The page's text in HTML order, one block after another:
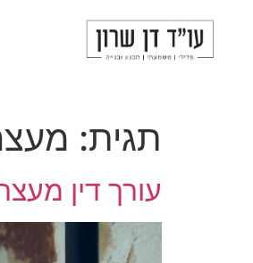
תגית:
עורך דין